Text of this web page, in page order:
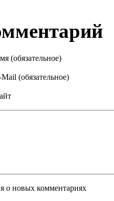
(обязательное)
(обязательное)
о новых комментариях